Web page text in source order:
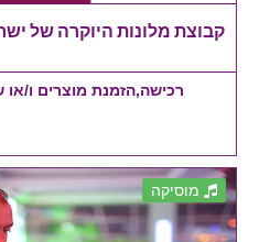
קבוצת מלונות היוקרה של
רכישה,הזמנת מוצרים ו/
מוסיקה